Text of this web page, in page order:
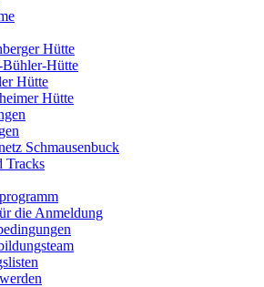
Hütte
Bühler-Hütte
Hütte
Hütte
Schmausenbuck
Tracks
die Anmeldung